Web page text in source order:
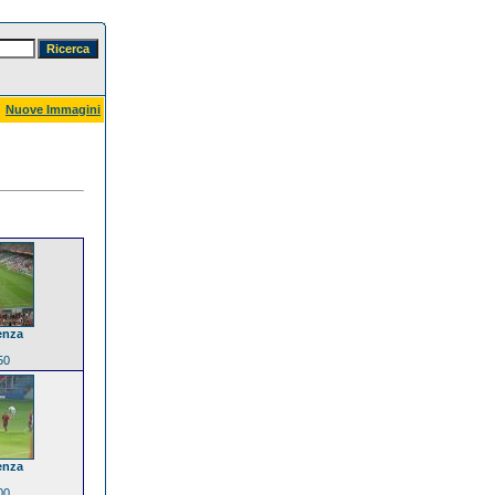
Nuove Immagini